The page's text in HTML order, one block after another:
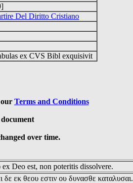
Del Diritto Cristiano
ex CVS Bibl exquisivit
Terms and Conditions
over time.
Deo est, non poteritis dissolvere.
εκ θεου εστιν ου δυνασθε καταλυσαι.